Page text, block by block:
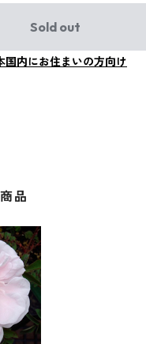
Sold out
国内にお住まいの方向け
品